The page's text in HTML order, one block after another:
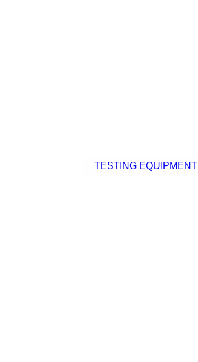
TESTING EQUIPMENT